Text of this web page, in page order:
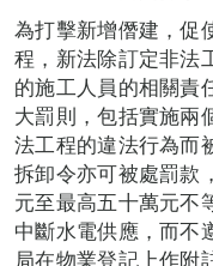
為打擊新增僭建，促
程，新法除訂定非法
的施工人員的相關責
大罰則，包括實施兩
法工程的違法行為而
拆卸令亦可被處罰款
元至最高五十萬元不
中斷水電供應，而不
局在物業登記上作附